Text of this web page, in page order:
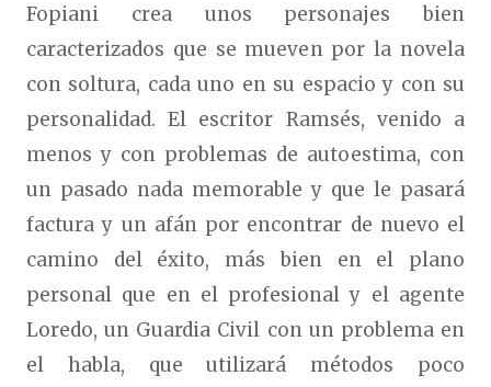
Fopiani crea unos personajes bien
caracterizados que se mueven por la novela
con soltura, cada uno en su espacio y con su
personalidad. El escritor Ramsés, venido a
menos y con problemas de autoestima, con
un pasado nada memorable y que le pasará
factura y un afán por encontrar de nuevo el
camino del éxito, más bien en el plano
personal que en el profesional y el agente
Loredo, un Guardia Civil con un problema en
el habla, que utilizará métodos poco